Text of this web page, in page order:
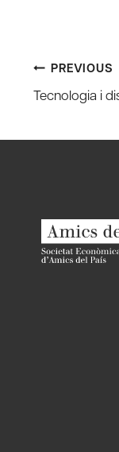
Post
PREVIOUS
Tecnologia i